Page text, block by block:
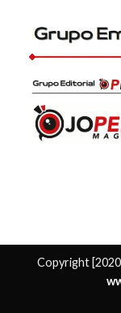
Copyright